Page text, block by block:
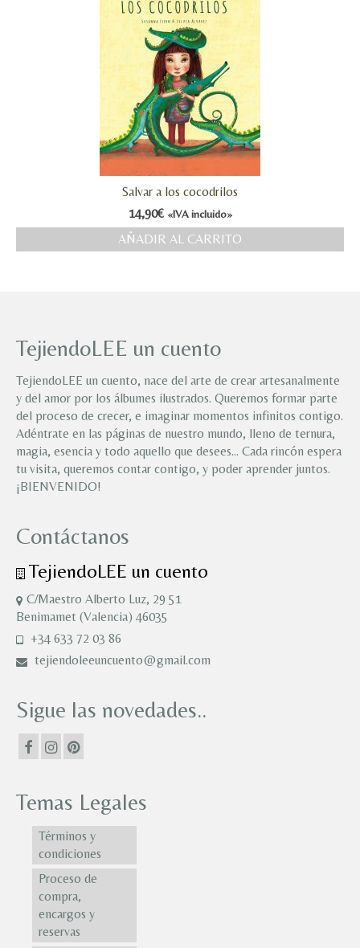
Salvar a los cocodrilos
14,90€ «IVA incluido»
AÑADIR AL CARRITO
TejiendoLEE un cuento
TejiendoLEE un cuento, nace del arte de crear artesanalmente
y del amor por los álbumes ilustrados. Queremos formar parte
del proceso de crecer, e imaginar momentos infinitos contigo.
Adéntrate en las páginas de nuestro mundo, lleno de ternura,
magia, esencia y todo aquello que desees… Cada rincón espera
tu visita, queremos contar contigo, y poder aprender juntos.
¡BIENVENIDO!
Contáctanos
TejiendoLEE un cuento
C/Maestro Alberto Luz, 29 51
Benimamet (Valencia) 46035
+34 633 72 03 86
tejiendoleeuncuento@gmail.com
Sigue las novedades..
Temas Legales
Términos y
condiciones
Proceso de
compra,
encargos y
reservas